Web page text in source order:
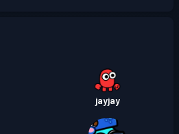
等级 30
等级 2
jayjay